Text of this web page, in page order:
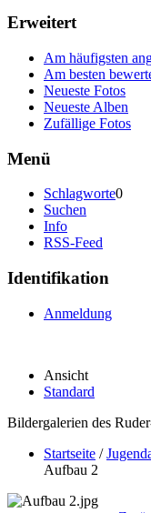
Erweitert
Am häufigsten
Am besten
Neueste Fotos
Neueste Alben
Zufällige Fotos
Menü
Schlagworte0
Suchen
Info
RSS-Feed
Identifikation
Anmeldung
Ansicht
Standard
Bildergalerien des
Startseite /
Aufbau 2